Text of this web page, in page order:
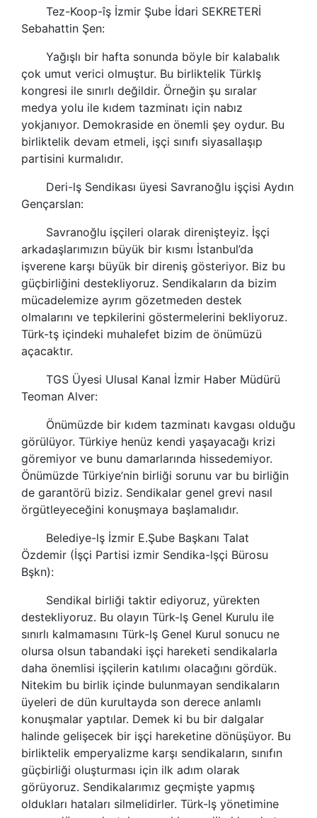
Tez-Koop-îş İzmir Şube İdari SEKRETERİ
Sebahattin Şen:
Yağışlı bir hafta sonunda böyle bir kalabalık
çok umut verici olmuştur. Bu birliktelik Türklş
kongresi ile sınırlı değildir. Örneğin şu sıralar
medya yolu ile kıdem tazminatı için nabız
yokjanıyor. Demokraside en önemli şey oydur. Bu
birliktelik devam etmeli, işçi sınıfı siyasallaşıp
partisini kurmalıdır.
Deri-lş Sendikası üyesi Savranoğlu işçisi Aydın
Gençarslan:
Savranoğlu işçileri olarak direnişteyiz. İşçi
arkadaşlarımızın büyük bir kısmı İstanbul’da
işverene karşı büyük bir direniş gösteriyor. Biz bu
güçbirliğini destekliyoruz. Sendikaların da bizim
mücadelemize ayrım gözetmeden destek
olmalarını ve tepkilerini göstermelerini bekliyoruz.
Türk-tş içindeki muhalefet bizim de önümüzü
açacaktır.
TGS Üyesi Ulusal Kanal İzmir Haber Müdürü
Teoman Alver:
Önümüzde bir kıdem tazminatı kavgası olduğu
görülüyor. Türkiye henüz kendi yaşayacağı krizi
göremiyor ve bunu damarlarında hissedemiyor.
Önümüzde Türkiye’nin birliği sorunu var bu birliğin
de garantörü biziz. Sendikalar genel grevi nasıl
örgütleyeceğini konuşmaya başlamalıdır.
Belediye-lş İzmir E.Şube Başkanı Talat
Özdemir (İşçi Partisi izmir Sendika-lşçi Bürosu
Bşkn):
Sendikal birliği taktir ediyoruz, yürekten
destekliyoruz. Bu olayın Türk-lş Genel Kurulu ile
sınırlı kalmamasını Türk-lş Genel Kurul sonucu ne
olursa olsun tabandaki işçi hareketi sendikalarla
daha önemlisi işçilerin katılımı olacağını gördük.
Nitekim bu birlik içinde bulunmayan sendikaların
üyeleri de dün kurultayda son derece anlamlı
konuşmalar yaptılar. Demek ki bu bir dalgalar
halinde gelişecek bir işçi hareketine dönüşüyor. Bu
birliktelik emperyalizme karşı sendikaların, sınıfın
güçbirliği oluşturması için ilk adım olarak
görüyoruz. Sendikalarımız geçmişte yapmış
oldukları hataları silmelidirler. Türk-lş yönetimine